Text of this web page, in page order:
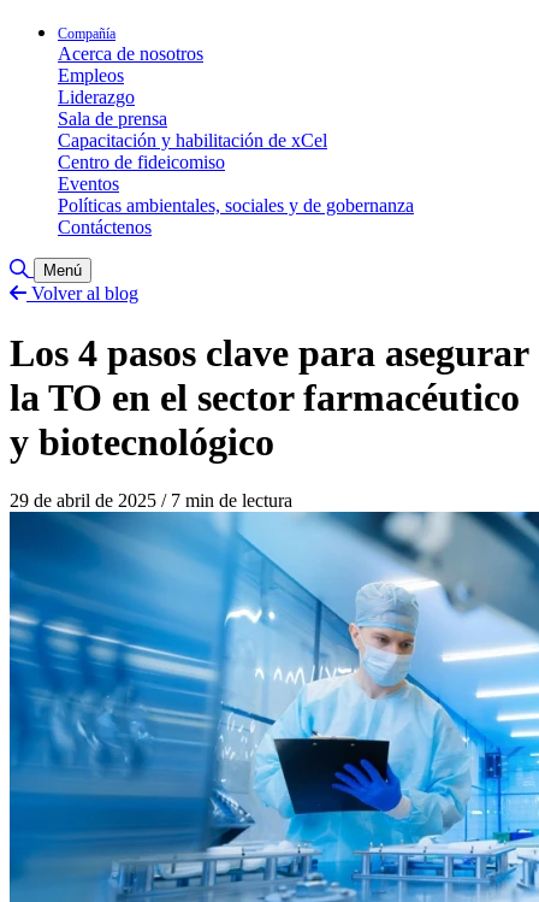
Compañía
Acerca de nosotros
Empleos
Liderazgo
Sala de prensa
Capacitación y habilitación de xCel
Centro de fideicomiso
Eventos
Políticas ambientales, sociales y de gobernanza
Contáctenos
Alternar búsqueda
Menú
Volver al blog
Los 4 pasos clave para asegurar
la TO en el sector farmacéutico
y biotecnológico
29 de abril de 2025 /7 min de lectura